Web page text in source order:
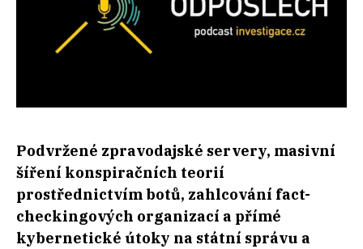
Podvržené zpravodajské servery, masivní
šíření konspiračních teorií
prostřednictvím botů, zahlcování fact-
checkingových organizací a přímé
kybernetické útoky na státní správu a